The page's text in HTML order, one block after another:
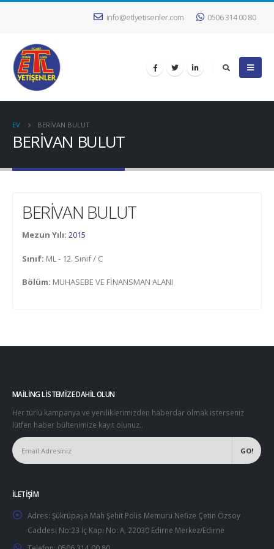
info@etlyetisenler.com 0506 314 00 80
EV BERİVAN BULUT
BERİVAN BULUT
BERİVAN BULUT
Mezun Yılı: 2015
Sınıf: ML - 12. Sınıf / C
Bölüm: MUHASEBE VE FİNANSMAN ALANI
MAILING LISTEMIZE DAHIL OLUN
Her türlü kampanya ve yeniliklerimizden haberdar olmak isterseniz
lütfen haber bültenimize kayıt olunuz..
İLETIŞIM
Adres: Şükrüpaşa Mah Şehit Polis Memuru Nefize Çetin Özsoy
Caddesi No:23 İç Kapı No: A, 22030 Edirne Merkez/Edirne